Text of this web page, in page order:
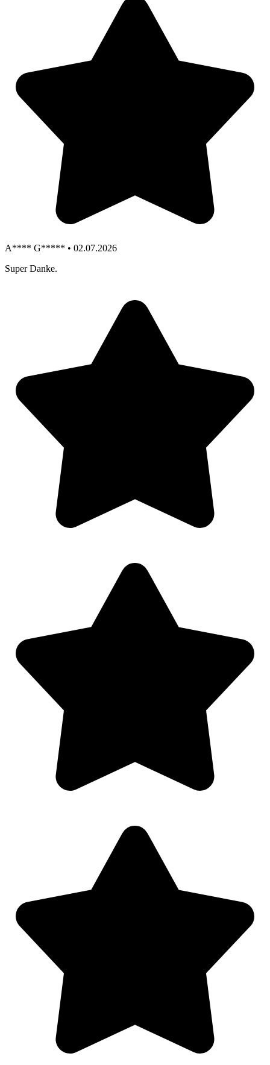
A**** G***** • 02.07.2026
Super Danke.